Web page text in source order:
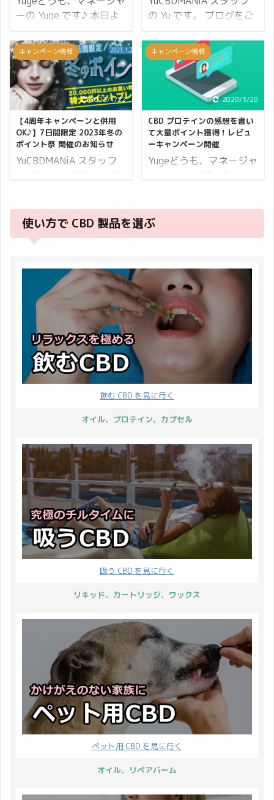
す。 開催期間 10日間開
催 2023年04月07日
(木)10:00から2023年04
月16日(日)まで。 ※開催
期間内でのご注文が対象
となります。 続いてポイ
ントについて。 ポイント
14倍 小計に対して 14%
分のポイントが付与され
ま ...
CBDMANiA 710 DAY OIL
フェスティバル として一
緒にHAPPYにお祝いした
いと思っています♪ はじ
めに、7月10日に新発売
する商品のお知らせで
す。 AZTEC CBD x
VapeMania CBNカートリ
ッジ ALIEN ...
ーの Yuge です♪ 本日よ
り福袋の予約販売を開始
します。 CBDMANiA 渾
身の福袋になっているの
でご期待ください。 限定
50個です。 それでは福
袋キャンペーンの詳細を
お伝えします。 開催期間
10日間開催 2020年12月
26日(土)から2021年1月
3日(日)23:59まで。 ※
開催期間内でのご注文が
期間で予約を受け付け
て、2021年1月4日から
順次発送予定です。 続い
イント8倍 小計に対して
8% 分のポイントが付与
され ...
の Yu です。 ブログをご
覧いただきましてありが
とうございます。 9月に
なって、夜になると少し
ずつ日が長くなってきた
ような気がします、秋の
兆しでしょうか。 季節の
移り変わりは、心身が安
定しないことも多いとい
われていますが 皆さまは
いかがお過ごしですか？
この時期は CBD でゆっ
たい。 そんな想いから
CBDMANiA オータムキャ
ンペーン2023 と銘打ち
す。 キャンペーンの概要
はこちらです。 まず、開
催期間からお伝えしてい
きま ...
キャンペーン情報
2023/1/22
【4周年キャンペーンと併用
OK♪】7日間限定 2023年冬の
ポイント祭 開催のお知らせ
YuCBDMANiA スタッフ
大寒（だいかん）の時期
す♪ このポイント祭は、
現在開催している
CBDMANiA 4周年記念 第
2弾キャンペーンと併用
することができます！ ま
ずは4周年記念 第2弾キ
ャンペーンの内容をざっ
とご確認ください。 この
ブログの通り、2023年1
イント10倍 ・レビュー
ます。 2つのキャンペー
ンを併 ...
キャンペーン情報
2020/3/28
CBD プロテインの感想を書い
て大量ポイント獲得！レビュ
ーキャンペーン開催
Yugeどうも、マネージャ
まで鬼のような注文数を
プロテインがお手元に届
いていることでしょう。
そして実際に試してみて
「これは良い！」「期待
はずれだった」「リピー
トしたい♪」など、さま
ざまな感想を抱かれてい
ることと思います。 CBD
もプロテインも続けてみ
きないものですが、味や
る部分もあるはず。 そこ
で、CBDMAN ...
使い方で CBD 製品を選ぶ
飲む CBD を見に行く
オイル、プロテイン、カプセル
吸う CBD を見に行く
リキッド、カートリッジ、ワックス
ペット用 CBD を見に行く
オイル、リペアバーム